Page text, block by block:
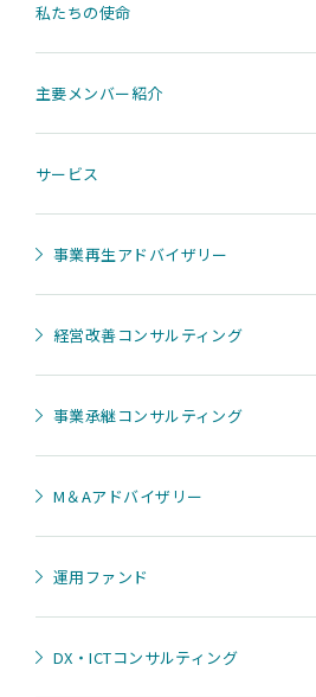
私たちの使命
主要メンバー紹介
サービス
事業再生アドバイザリー
経営改善コンサルティング
事業承継コンサルティング
M＆Aアドバイザリー
運用ファンド
DX・ICTコンサルティング